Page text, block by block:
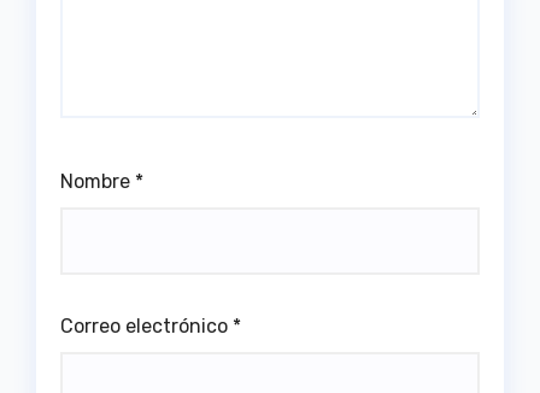
Nombre *
Correo electrónico *